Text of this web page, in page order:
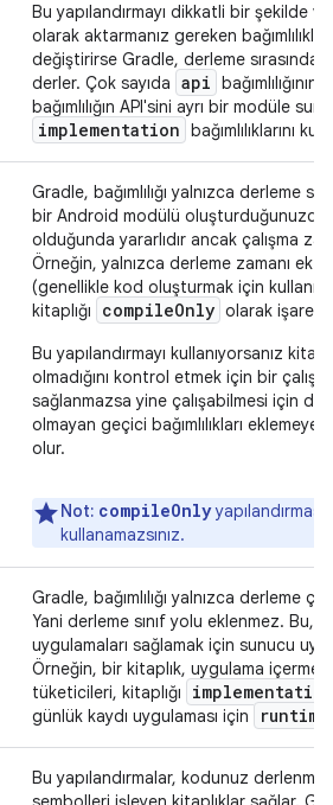
Bu yapılandırmayı dikkatli bir şekilde
olarak aktarmanız gereken
değiştirirse Gradle, derleme sırasında
derler. Çok sayıda api
bağımlılığın API'sini ayrı bir modüle
implementation bağımlılıklarını
Gradle, bağımlılığı yalnızca derleme
bir Android modülü oluşturduğunuzda
olduğunda yararlıdır ancak çalışma
Örneğin, yalnızca derleme zamanı ek
(genellikle kod oluşturmak için
kitaplığı
compileOnly olarak
Bu yapılandırmayı kullanıyorsanız
olmadığını kontrol etmek için bir
sağlanmazsa yine çalışabilmesi için
olmayan geçici bağımlılıkları
olur.
Not: compileOnly
kullanamazsınız.
Gradle, bağımlılığı yalnızca derleme
Yani derleme sınıf yolu eklenmez. Bu,
uygulamaları sağlamak için sunucu
Örneğin, bir kitaplık, uygulama
tüketicileri, kitaplığı
implementation
günlük kaydı uygulaması için runtime
Bu yapılandırmalar, kodunuz